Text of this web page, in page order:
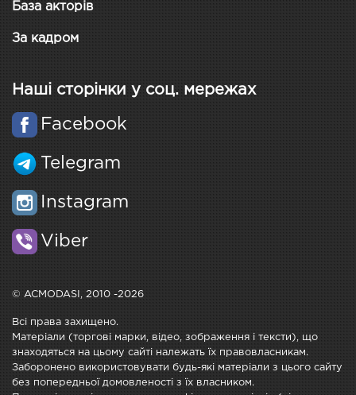
База акторів
За кадром
Наші сторінки у соц. мережах
Facebook
Telegram
Instagram
Viber
© ACMODASI, 2010 -2026
Всі права захищено.
Матеріали (торгові марки, відео, зображення і тексти), що
знаходяться на цьому сайті належать їх правовласникам.
Заборонено використовувати будь-які матеріали з цього сайту
без попередньої домовленості з їх власником.